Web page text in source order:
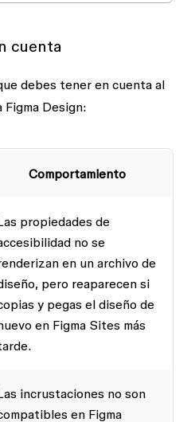
cuenta
debes tener en cuenta al
Figma Design:
Comportamiento
propiedades de
no se
en un archivo de
pero reaparecen si
y pegas el diseño de
en Figma Sites más
incrustaciones no son
en Figma